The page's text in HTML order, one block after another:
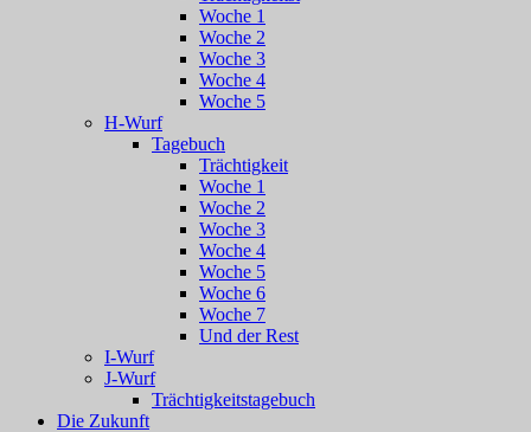
Woche 1
Woche 2
Woche 3
Woche 4
Woche 5
H-Wurf
Tagebuch
Trächtigkeit
Woche 1
Woche 2
Woche 3
Woche 4
Woche 5
Woche 6
Woche 7
Und der Rest
I-Wurf
J-Wurf
Trächtigkeitstagebuch
Die Zukunft